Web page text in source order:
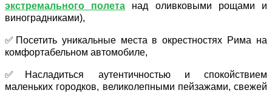
экстремального полета над оливковыми рощами и
виноградниками),
✅Посетить уникальные места в окрестностях Рима на
комфортабельном автомобиле,
✅Насладиться аутентичностью и спокойствием
маленьких городков, великолепными пейзажами, свежей